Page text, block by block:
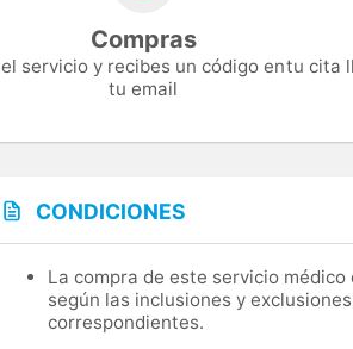
Compras
el servicio y recibes un código en
tu email
tu cita
CONDICIONES
La compra de este servicio
según las inclusiones y
correspondientes.